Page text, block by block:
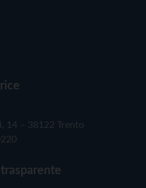
14 – 38122 Trento